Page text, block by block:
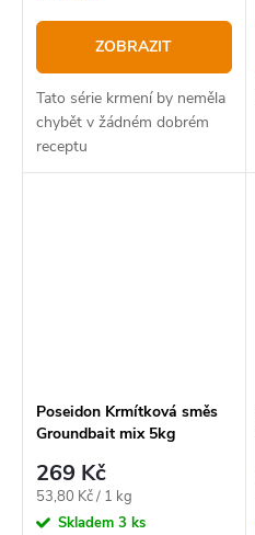
ZOBRAZIT
Tato série krmení by neměla
chybět v žádném dobrém
receptu
Poseidon Krmítková směs
Groundbait mix 5kg
269 Kč
Měrná
cena:
53,80 Kč / 1 kg
Skladem 3 ks